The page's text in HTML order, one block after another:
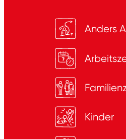
Anders
Kinder